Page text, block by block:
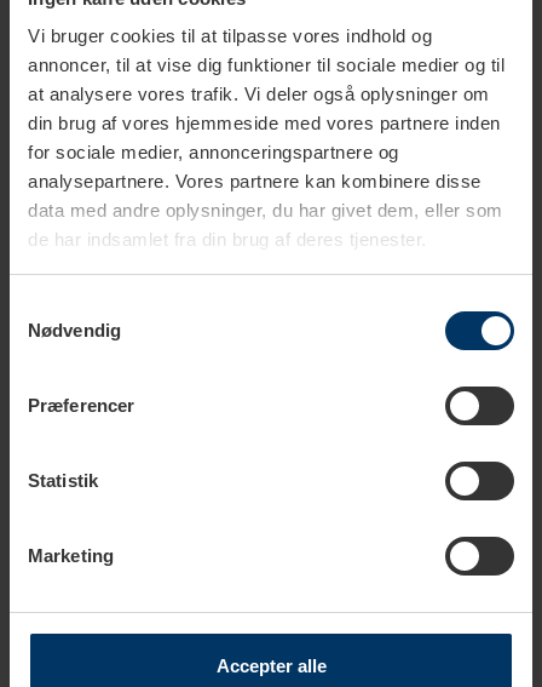
Vi bruger cookies til at tilpasse vores indhold og
annoncer, til at vise dig funktioner til sociale medier og til
at analysere vores trafik. Vi deler også oplysninger om
din brug af vores hjemmeside med vores partnere inden
for sociale medier, annonceringspartnere og
analysepartnere. Vores partnere kan kombinere disse
data med andre oplysninger, du har givet dem, eller som
de har indsamlet fra din brug af deres tjenester.
Nødvendig
Præferencer
Statistik
Marketing
Accepter alle
999,95 DKK
Siemens Plejepakke Inkl. 1kg
869,70 DKK